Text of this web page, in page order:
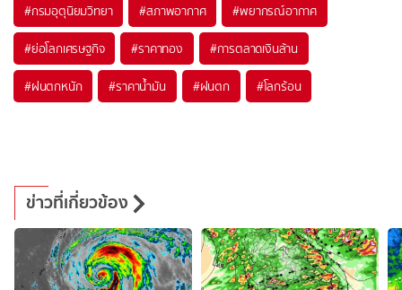
#กรมอุตุนิยมวิทยา #สภาพอากาศ #พยากรณ์อากาศ
#ย่อโลกเศรษฐกิจ #ราคาทอง #การตลาดเงินล้าน
#ฝนตกหนัก #ราคาน้ำมัน #ฝนตก #โลกร้อน
ข่าวที่เกี่ยวข้อง